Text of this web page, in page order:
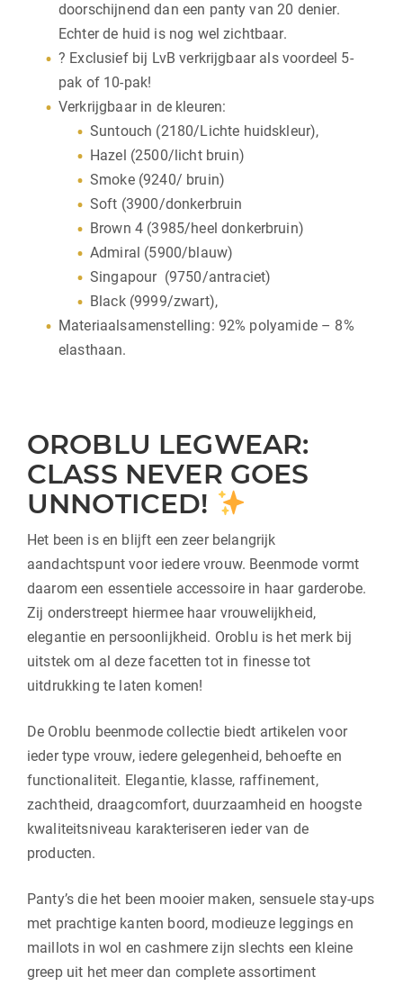
doorschijnend dan een panty van 20 denier.
Echter de huid is nog wel zichtbaar.
? Exclusief bij LvB verkrijgbaar als voordeel 5-
pak of 10-pak!
Verkrijgbaar in de kleuren:
Suntouch (2180/Lichte huidskleur),
Hazel (2500/licht bruin)
Smoke (9240/ bruin)
Soft (3900/donkerbruin
Brown 4 (3985/heel donkerbruin)
Admiral (5900/blauw)
Singapour (9750/antraciet)
Black (9999/zwart),
Materiaalsamenstelling: 92% polyamide – 8%
elasthaan.
OROBLU LEGWEAR:
CLASS NEVER GOES
UNNOTICED!
Het been is en blijft een zeer belangrijk
aandachtspunt voor iedere vrouw. Beenmode vormt
daarom een essentiele accessoire in haar garderobe.
Zij onderstreept hiermee haar vrouwelijkheid,
elegantie en persoonlijkheid. Oroblu is het merk bij
uitstek om al deze facetten tot in finesse tot
uitdrukking te laten komen!
De Oroblu beenmode collectie biedt artikelen voor
ieder type vrouw, iedere gelegenheid, behoefte en
functionaliteit. Elegantie, klasse, raffinement,
zachtheid, draagcomfort, duurzaamheid en hoogste
kwaliteitsniveau karakteriseren ieder van de
producten.
Panty’s die het been mooier maken, sensuele stay-ups
met prachtige kanten boord, modieuze leggings en
maillots in wol en cashmere zijn slechts een kleine
greep uit het meer dan complete assortiment